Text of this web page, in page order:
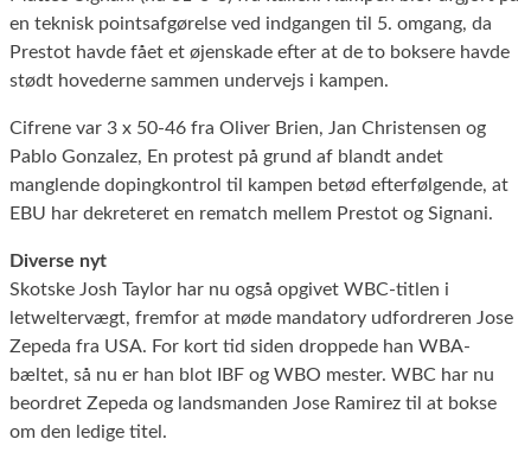
en teknisk pointsafgørelse ved indgangen til 5. omgang, da
Prestot havde fået et øjenskade efter at de to boksere havde
stødt hovederne sammen undervejs i kampen.
Cifrene var 3 x 50-46 fra Oliver Brien, Jan Christensen og
Pablo Gonzalez, En protest på grund af blandt andet
manglende dopingkontrol til kampen betød efterfølgende, at
EBU har dekreteret en rematch mellem Prestot og Signani.
Diverse nyt
Skotske Josh Taylor har nu også opgivet WBC-titlen i
letweltervægt, fremfor at møde mandatory udfordreren Jose
Zepeda fra USA. For kort tid siden droppede han WBA-
bæltet, så nu er han blot IBF og WBO mester. WBC har nu
beordret Zepeda og landsmanden Jose Ramirez til at bokse
om den ledige titel.